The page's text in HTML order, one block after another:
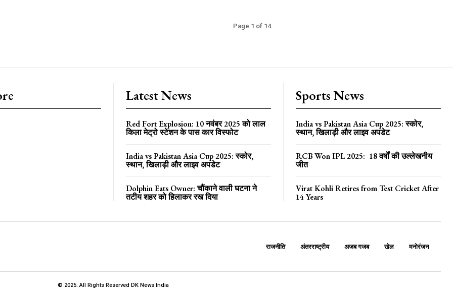
Page 1 of 14
Latest News
Red Fort Explosion: 10 नवंबर 2025 को लाल
किला मेट्रो स्टेशन के पास कार विस्फोट
India vs Pakistan Asia Cup 2025: स्कोर,
स्थान, खिलाड़ी और लाइव अपडेट
Dolphin Eats Owner: चौंकाने वाली घटना ने
तटीय शहर को हिलाकर रख दिया
Sports News
India vs Pakistan Asia Cup 2025: स्कोर,
स्थान, खिलाड़ी और लाइव अपडेट
RCB Won IPL 2025: 18 वर्षों की उल्लेखनीय
जीत
Virat Kohli Retires from Test Cricket After
14 Years
राजनीति अंतरराष्ट्रीय अजब गजब खेल मनोरंजन
© 2025. All Rights Reserved DK News India